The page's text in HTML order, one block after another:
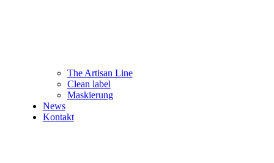
The Artisan Line
Clean label
Maskierung
News
Kontakt